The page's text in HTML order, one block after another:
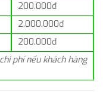
200.000đ
2.000.000đ
200.000đ
phí nếu khách hàng